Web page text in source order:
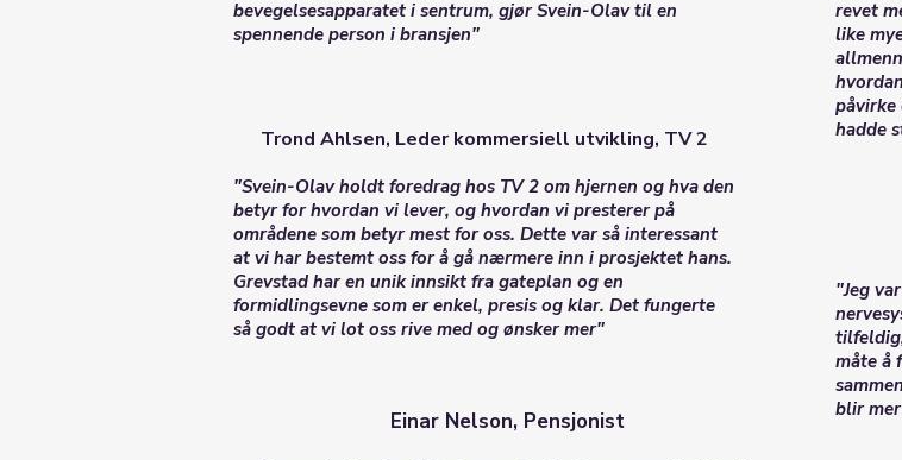
bevegelsesapparatet i sentrum, gjør Svein-Olav til en
spennende person i bransjen"
Trond Ahlsen, Leder kommersiell utvikling, TV 2
"Svein-Olav holdt foredrag hos TV 2 om hjernen og hva den
betyr for hvordan vi lever, og hvordan vi presterer på
områdene som betyr mest for oss. Dette var så interessant
at vi har bestemt oss for å gå nærmere inn i prosjektet hans.
Grevstad har en unik innsikt fra gateplan og en
formidlingsevne som er enkel, presis og klar. Det fungerte
så godt at vi lot oss rive med og ønsker mer"
Einar Nelson, Pensjonist
revet
like
påvirke
hadde
"Jeg
måte å
blir